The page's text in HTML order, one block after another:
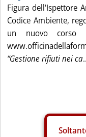
Figura dell'Ispettore
Codice Ambiente,
un nuovo corso
“Gestione rifiuti nei ca